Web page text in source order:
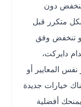
دون
قبل
وفق
أو
جديدة